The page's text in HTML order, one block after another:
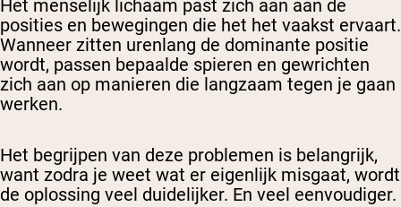
Het menselijk lichaam past zich aan aan de
posities en bewegingen die het het vaakst ervaart.
Wanneer zitten urenlang de dominante positie
wordt, passen bepaalde spieren en gewrichten
zich aan op manieren die langzaam tegen je gaan
werken.
Het begrijpen van deze problemen is belangrijk,
want zodra je weet wat er eigenlijk misgaat, wordt
de oplossing veel duidelijker. En veel eenvoudiger.